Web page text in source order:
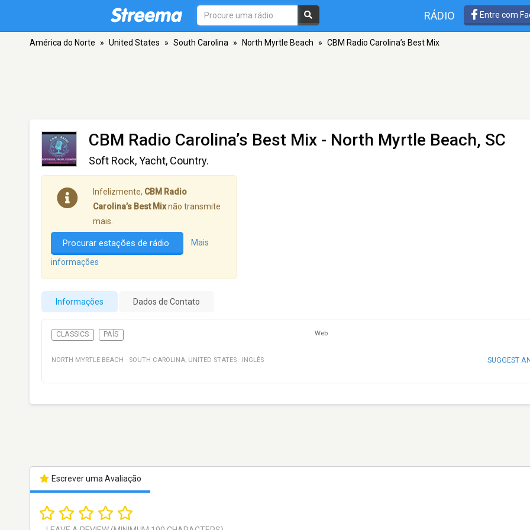
RÁDIO Entre com
América do Norte » United States » South Carolina » North Myrtle Beach » CBM Radio Carolina’s Best Mix
CBM Radio Carolina’s Best Mix - North Myrtle Beach, SC
Soft Rock, Yacht, Country.
Infelizmente, CBM Radio
Carolina’s Best Mixnão transmite
mais.
Procurar estações de rádio Mais
informações
Informações Dados de Contato
CLASSICS PAÍS Web
NORTH MYRTLE BEACH · SOUTH CAROLINA, UNITED STATES · INGLÊS SUGGEST
Escrever uma Avaliação